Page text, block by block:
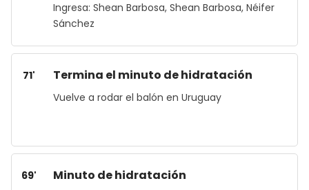
Ingresa: Shean Barbosa, Shean Barbosa, Néifer
Sánchez
71' Termina el minuto de hidratación
Vuelve a rodar el balón en Uruguay
69' Minuto de hidratación